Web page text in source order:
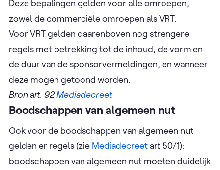
Deze bepalingen gelden voor alle omroepen,
zowel de commerciële omroepen als VRT.
Voor VRT gelden daarenboven nog strengere
regels met betrekking tot de inhoud, de vorm en
de duur van de sponsorvermeldingen, en wanneer
deze mogen getoond worden.
Bron art. 92Mediadecreet
Boodschappen van algemeen nut
Ook voor de boodschappen van algemeen nut
gelden er regels (zie Mediadecreet art 50/1):
boodschappen van algemeen nut moeten duidelijk